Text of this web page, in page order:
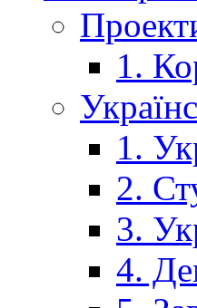
1.
1.
2.
3.
4.